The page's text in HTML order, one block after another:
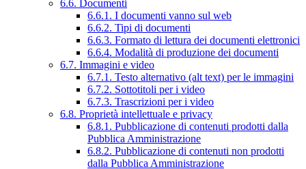
6.6. Documenti
6.6.1. I documenti vanno sul web
6.6.2. Tipi di documenti
6.6.3. Formato di lettura dei documenti elettronici
6.6.4. Modalità di produzione dei documenti
6.7. Immagini e video
6.7.1. Testo alternativo (alt text) per le immagini
6.7.2. Sottotitoli per i video
6.7.3. Trascrizioni per i video
6.8. Proprietà intellettuale e privacy
6.8.1. Pubblicazione di contenuti prodotti dalla
Pubblica Amministrazione
6.8.2. Pubblicazione di contenuti non prodotti
dalla Pubblica Amministrazione